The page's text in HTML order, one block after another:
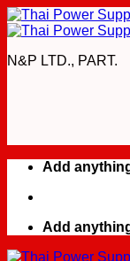
Skip
to
N&P LTD., PART.
Add
Add